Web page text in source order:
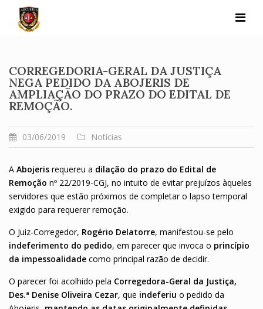
content
CORREGEDORIA-GERAL DA JUSTIÇA
NEGA PEDIDO DA ABOJERIS DE
AMPLIAÇÃO DO PRAZO DO EDITAL DE
REMOÇÃO.
03/06/2019 Notícias
A Abojeris requereu a dilação do prazo do Edital de
Remoção nº 22/2019-CGJ, no intuito de evitar prejuízos àqueles
servidores que estão próximos de completar o lapso temporal
exigido para requerer remoção.
O Juiz-Corregedor, Rogério Delatorre, manifestou-se pelo
indeferimento do pedido, em parecer que invoca o princípio
da impessoalidade como principal razão de decidir.
O parecer foi acolhido pela Corregedora-Geral da Justiça,
Des.ª Denise Oliveira Cezar, que indeferiu o pedido da